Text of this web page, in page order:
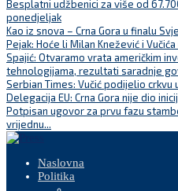
Besplatni udžbenici za više od
ponedjeljak
Kao iz snova – Crna Gora u finalu
Pejak: Hoće li Milan Knežević i
Spajić: Otvaramo vrata američkim
tehnologijama, rezultati saradnje
Serbian Times: Vučić podijelio crkvu
Delegacija EU: Crna Gora nije dio
Potpisan ugovor za prvu fazu
vrijednu...
Naslovna
Politika